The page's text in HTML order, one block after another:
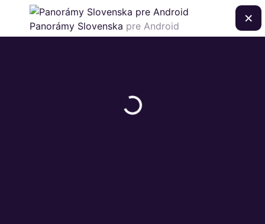
Panorámy Slovenska pre Android ×